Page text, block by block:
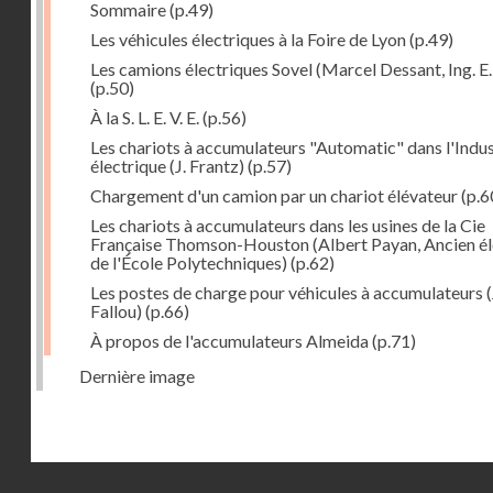
Sommaire(p.49)
Les véhicules électriques à la Foire de Lyon(p.49)
Les camions électriques Sovel (Marcel Dessant, Ing. E.
(p.50)
À la S. L. E. V. E. (p.56)
Les chariots à accumulateurs "Automatic" dans
électrique (J. Frantz) (p.57)
Chargement d'un camion par un chariot élévateur
Les chariots à accumulateurs dans les usines de la Cie
Française Thomson-Houston (Albert Payan, Ancien
de l'École Polytechniques) (p.62)
Les postes de charge pour véhicules à accumulateurs
Fallou) (p.66)
À propos de l'accumulateurs Almeida(p.71)
Dernière image